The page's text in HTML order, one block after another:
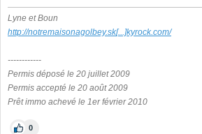
Lyne et Boun
http://notremaisonagolbey.sk[...]kyrock.com/
------------
Permis déposé le 20 juillet 2009
Permis accepté le 20 août 2009
Prêt immo achevé le 1er février 2010
0